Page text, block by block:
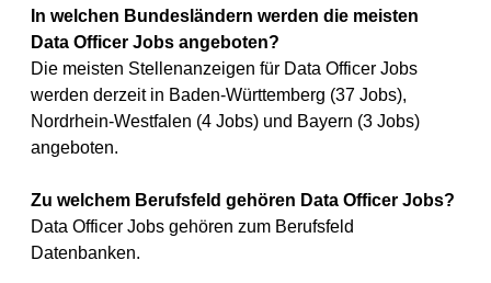
In welchen Bundesländern werden die meisten
Data Officer Jobs angeboten?
Die meisten Stellenanzeigen für Data Officer Jobs
werden derzeit in Baden-Württemberg (37 Jobs),
Nordrhein-Westfalen (4 Jobs) und Bayern (3 Jobs)
angeboten.
Zu welchem Berufsfeld gehören Data Officer Jobs?
Data Officer Jobs gehören zum Berufsfeld
Datenbanken.